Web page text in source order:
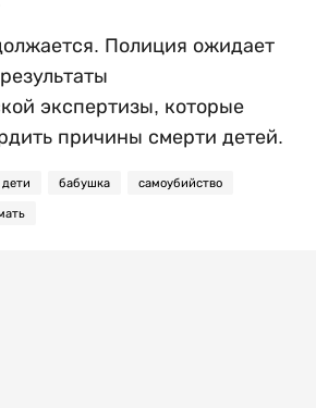
Полиция ожидает
экспертизы, которые
причины смерти детей.
дети бабушка самоубийство